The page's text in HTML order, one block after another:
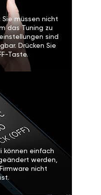
Sie müssen nicht
das Tuning zu
sind
Drücken Sie
Taste.
können einfach
werden,
nicht